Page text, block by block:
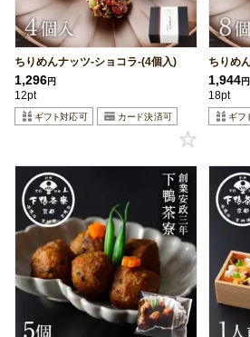
ちりめんナッツ-ショコラ-(4個入)
1,296円
12pt
ちりめ
1,944円
18pt